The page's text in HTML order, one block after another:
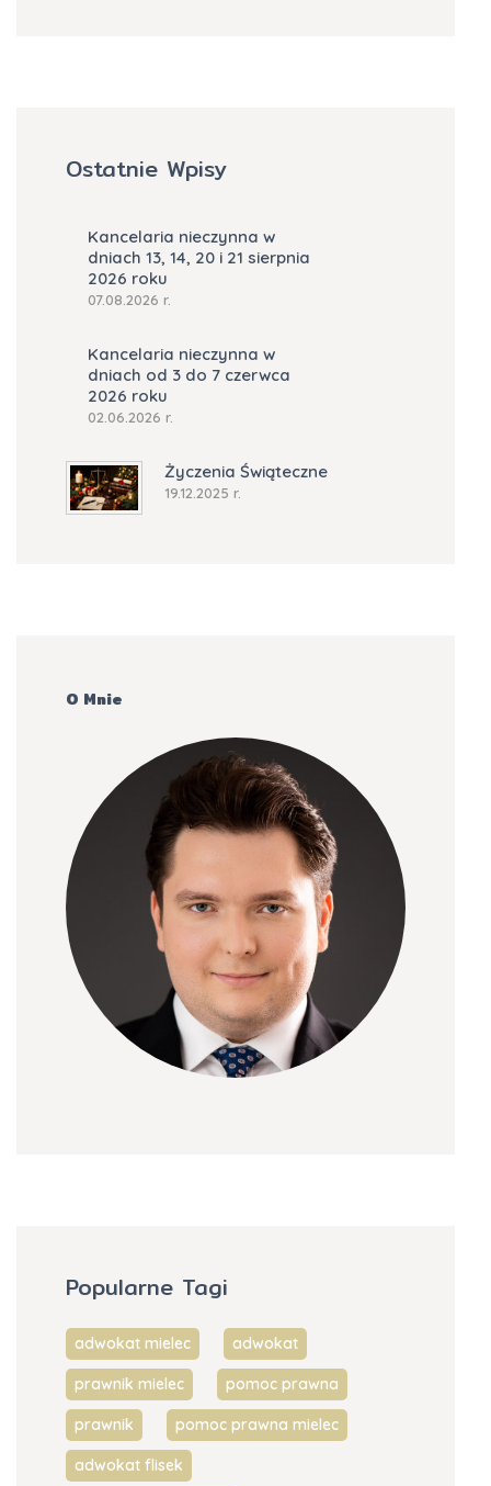
Ostatnie Wpisy
Kancelaria nieczynna w
dniach 13, 14, 20 i 21 sierpnia
2026 roku
07.08.2026 r.
Kancelaria nieczynna w
dniach od 3 do 7 czerwca
2026 roku
02.06.2026 r.
Życzenia Świąteczne
19.12.2025 r.
O Mnie
Popularne Tagi
adwokat mielec adwokat
prawnik mielec pomoc prawna
prawnik pomoc prawna mielec
adwokat flisek